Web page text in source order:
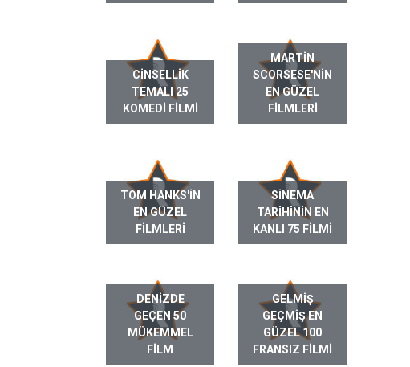
CINSELLIK
TEMALI 25
KOMEDI FILMI
MARTIN
SCORSESE'NIN
EN GÜZEL
FILMLERI
TOM HANKS'IN
EN GÜZEL
FILMLERI
SINEMA
TARIHININ EN
KANLI 75 FILMI
DENIZDE
GEÇEN 50
MÜKEMMEL
FILM
GELMIŞ
GEÇMIŞ EN
GÜZEL 100
FRANSIZ FILMI